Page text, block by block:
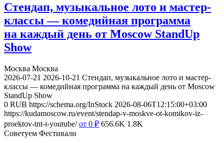
Стендап, музыкальное лото и мастер-
классы — комедийная программа
на каждый день от Moscow StandUp
Show
Москва Москва
2026-07-21 2026-10-21 Стендап, музыкальное лото и мастер-
классы — комедийная программа на каждый день от Moscow
StandUp Show
0 RUB https://schema.org/InStock 2026-08-06T12:15:00+03:00
https://kudamoscow.ru/event/stendap-v-moskve-ot-komikov-iz-
proektov-tnt-i-youtube/ от 0 ₽ 656.6K 1.8K
Советуем Фестивали